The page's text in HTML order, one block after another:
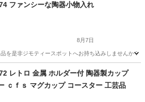
ファンシーな陶器小物入れ
8月7日
非ジモティースポットへお持ち込みしませんか？
レトロ 金属 ホルダー付 陶器製カップ
ｃｆｓ マグカップ コースター 工芸品